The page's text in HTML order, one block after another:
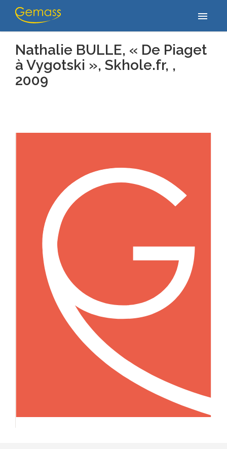
menu
Accueil/Publications
Skhole.fr, , 2009
Nathalie BULLE, « De Piaget
à Vygotski », Skhole.fr, ,
2009